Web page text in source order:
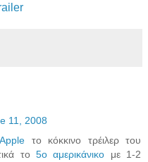
11, 2008
Apple το κόκκινο τρέιλερ του
το 5ο αμερικάνικο με 1-2